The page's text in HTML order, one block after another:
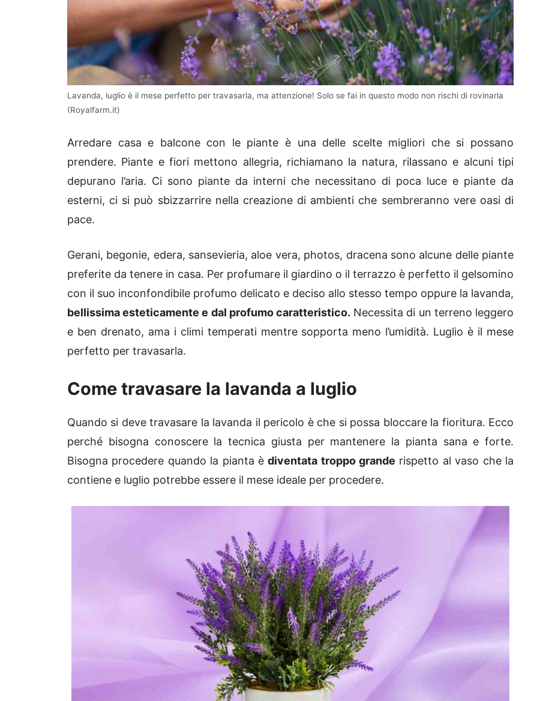
Lavanda, luglio è il mese perfetto per travasarla, ma attenzione! Solo se fai in questo modo non rischi di rovinarla
(Royalfarm.it)
Arredare casa e balcone con le piante è una delle scelte migliori che si possano
prendere. Piante e fiori mettono allegria, richiamano la natura, rilassano e alcuni tipi
depurano l’aria. Ci sono piante da interni che necessitano di poca luce e piante da
esterni, ci si può sbizzarrire nella creazione di ambienti che sembreranno vere oasi di
pace.
Gerani, begonie, edera, sansevieria, aloe vera, photos, dracena sono alcune delle piante
preferite da tenere in casa. Per profumare il giardino o il terrazzo è perfetto il gelsomino
con il suo inconfondibile profumo delicato e deciso allo stesso tempo oppure la lavanda,
bellissima esteticamente e dal profumo caratteristico. Necessita di un terreno leggero
e ben drenato, ama i climi temperati mentre sopporta meno l’umidità. Luglio è il mese
perfetto per travasarla.
Come travasare la lavanda a luglio
Quando si deve travasare la lavanda il pericolo è che si possa bloccare la fioritura. Ecco
perché bisogna conoscere la tecnica giusta per mantenere la pianta sana e forte.
Bisogna procedere quando la pianta èdiventata troppo grande rispetto al vaso che la
contiene e luglio potrebbe essere il mese ideale per procedere.